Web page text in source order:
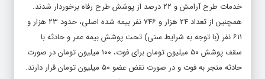
خدمات طرح آرامش و ۲۲ درصد از پوشش طرح رفاه برخوردار شدند.
همچنین از تعداد ۲۴ هزار و ۷۴۶ نفر بیمه شده اصلی، حدود ۲۳ هزار و
۶۱۱ نفر (با توجه به شرایط سنی) تحت پوشش بیمه عمر و حادثه با
سقف پوشش ۵۰ میلیون تومان برای فوت، ۱۰۰ میلیون تومان در صورت
حادثه منجر به فوت و در صورت نقض عضو ۵۰ میلیون تومان قرار دارند.